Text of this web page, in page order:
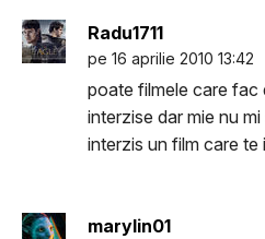
Radu1711
pe 16 aprilie 2010 13:42
poate filmele care fac
interzise dar mie nu
interzis un film care
marylin01